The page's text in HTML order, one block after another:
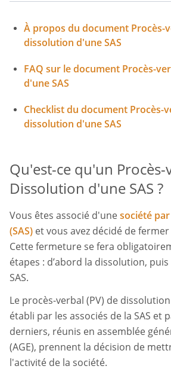
À propos du document Procès-
dissolution d'une SAS
FAQ sur le document Procès-
d'une SAS
Checklist du document Procès-
dissolution d'une SAS
Qu'est-ce qu'un
Dissolution d'une SAS ?
Vous êtes associé d'unesociété
(SAS) et vous avez décidé de
Cette fermeture se fera
étapes : d’abord la dissolution,
SAS.
Le procès-verbal (PV) de
établi par les associés de la SAS et
derniers, réunis en assemblée
(AGE), prennent la décision de
l'activité de la société.